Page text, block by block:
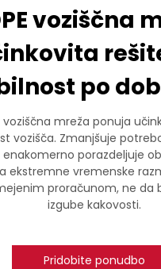
voziščna
po
voziščna mreža ponuja
vozišča. Zmanjšuje
enakomerno porazdeljuje
ekstremne vremenske
proračunom, ne da
izgube kakovosti.
Pridobite ponudbo